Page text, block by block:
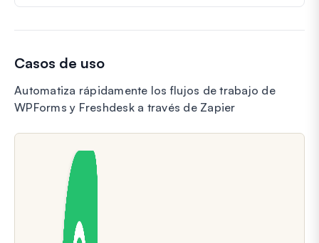
Casos de uso
Automatiza rápidamente los flujos de trabajo de
WPForms y Freshdesk a través de Zapier